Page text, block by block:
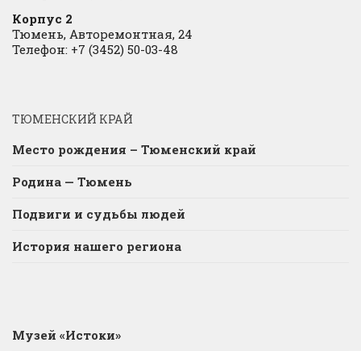
Корпус 2
Тюмень, Авторемонтная, 24
Телефон: +7 (3452) 50-03-48
ТЮМЕНСКИЙ КРАЙ
Место рождения – Тюменский край
Родина — Тюмень
Подвиги и судьбы людей
История нашего региона
Музей «Истоки»